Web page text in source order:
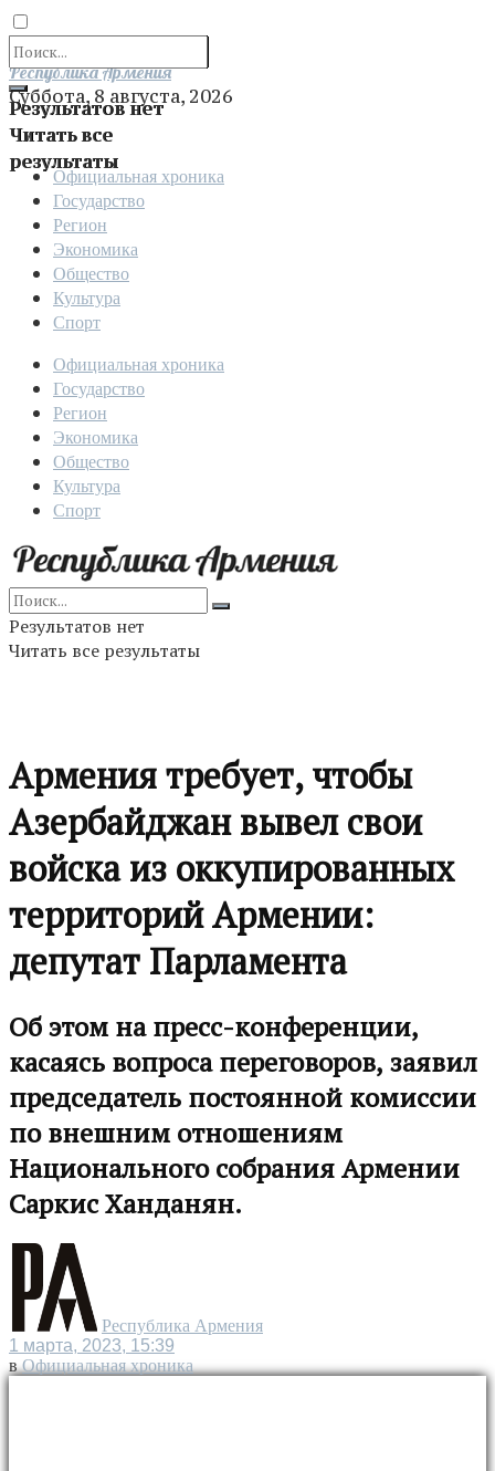
Результатов нет
Читать все
результаты
Отправить
Республика Армения
Суббота, 8 августа, 2026
Официальная хроника
Государство
Регион
Экономика
Общество
Культура
Спорт
Официальная хроника
Государство
Регион
Экономика
Общество
Культура
Спорт
Результатов нет
Читать все результаты
Армения требует, чтобы
Азербайджан вывел свои
войска из оккупированных
территорий Армении:
депутат Парламента
Об этом на пресс-конференции,
касаясь вопроса переговоров, заявил
председатель постоянной комиссии
по внешним отношениям
Национального собрания Армении
Саркис Ханданян.
Республика Армения
1 марта, 2023, 15:39
в Официальная хроника